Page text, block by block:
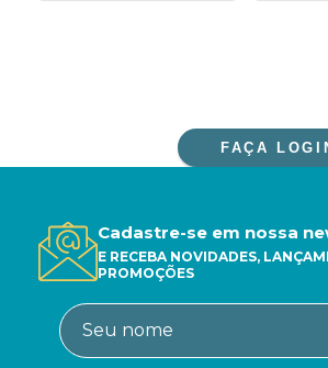
FAÇA
Cadastre-se em nossa
E RECEBA NOVIDADES,
PROMOÇÕES